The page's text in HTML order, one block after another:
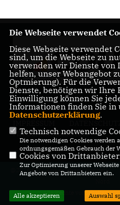
MITGLIEDERBEREICH
@2026 CDU Kreisverband Bremen-
Alle Rechte vorbehalten.
Die Webseite verwendet
Diese Webseite verwendet
sind, um die Webseite zu
verwenden wir Dienste
helfen, unser Webangebot
Optmierung). Für die
Dienste, benötigen wir Ihre
Einwilligung können Sie
Informationen finden Sie in
Datenschutzerklärung.
Technisch notwendige
Die notwendigen Cookies werden
ordnungsgemäßen Gebrauch der
Cookies von
Zur Optimierung unserer
Angebote von Drittanbietern ein.
Alle akzeptieren Auswahl